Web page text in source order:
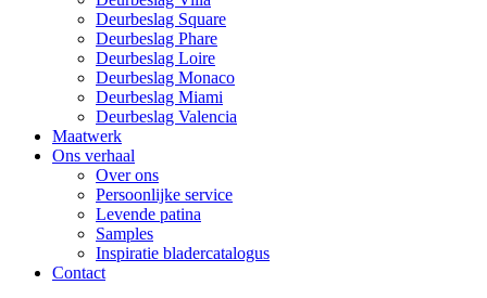
Deurbeslag Square
Deurbeslag Phare
Deurbeslag Loire
Deurbeslag Monaco
Deurbeslag Miami
Deurbeslag Valencia
Maatwerk
Ons verhaal
Over ons
Persoonlijke service
Levende patina
Samples
Inspiratie bladercatalogus
Contact